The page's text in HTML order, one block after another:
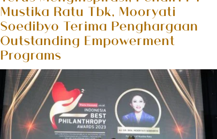
Mustika Ratu Tbk, Mooryati
Soedibyo Terima Penghargaan
Outstanding Empowerment
Programs